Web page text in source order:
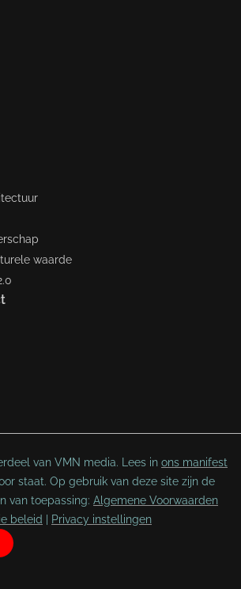
waarde
van VMN media. Lees in ons manifest
staat. Op gebruik van deze site zijn de
van toepassing: Algemene Voorwaarden
beleid Privacy instellingen